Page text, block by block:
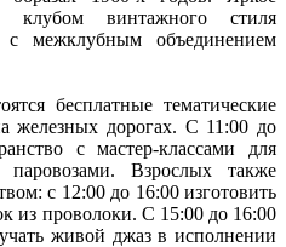
клубом винтажного стиля
с межклубным объединением
бесплатные тематические
железных дорогах. С 11:00 до
с мастер-классами для
Взрослых также
с 12:00 до 16:00 изготовить
из проволоки. С 15:00 до 16:00
живой джаз в исполнении